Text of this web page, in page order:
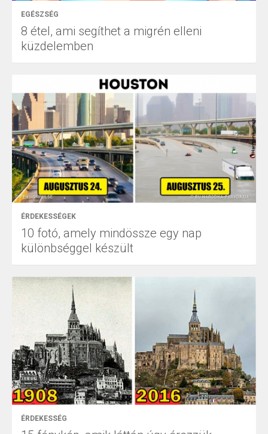
EGÉSZSÉG
8 étel, ami segíthet a migrén elleni
küzdelemben
ÉRDEKESSÉGEK
10 fotó, amely mindössze egy nap
különbséggel készült
ÉRDEKESSÉG